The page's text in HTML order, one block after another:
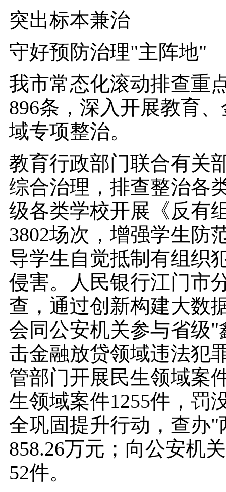
突出标本兼治
守好预防治理"主阵地"
我市常态化滚动排查重
896条，深入开展教育
域专项整治。
教育行政部门联合有关
综合治理，排查整治各
级各类学校开展《反有
3802场次，增强学生防
导学生自觉抵制有组织
侵害。人民银行江门市
查，通过创新构建大数
会同公安机关参与省级
击金融放贷领域违法犯
管部门开展民生领域案
生领域案件1255件，罚
全巩固提升行动，查办
858.26万元；向公安机
52件。